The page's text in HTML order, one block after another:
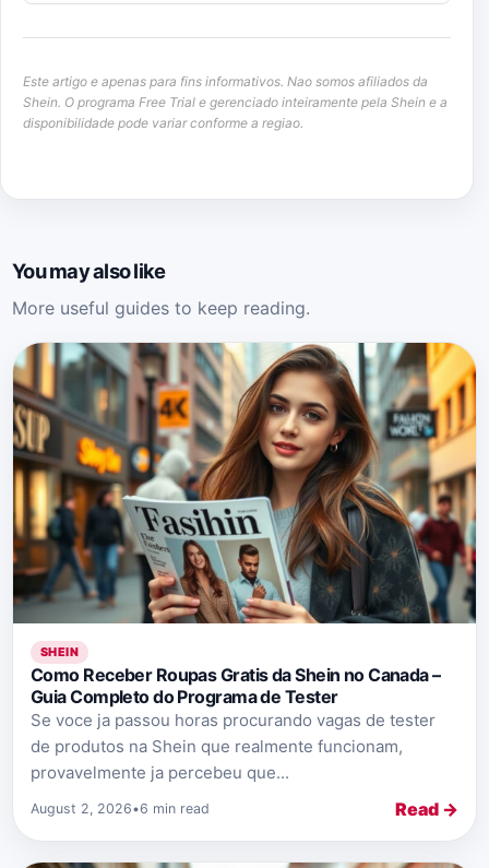
Este artigo e apenas para fins informativos. Nao somos afiliados da
Shein. O programa Free Trial e gerenciado inteiramente pela Shein e a
disponibilidade pode variar conforme a regiao.
You may also like
More useful guides to keep reading.
SHEIN
Como Receber Roupas Gratis da Shein no Canada –
Guia Completo do Programa de Tester
Se voce ja passou horas procurando vagas de tester
de produtos na Shein que realmente funcionam,
provavelmente ja percebeu que...
August 2, 2026•6 min read Read →